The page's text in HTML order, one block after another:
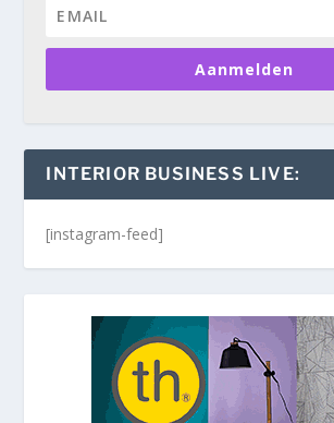
Aanmelden
INTERIOR BUSINESS LIVE:
[instagram-feed]